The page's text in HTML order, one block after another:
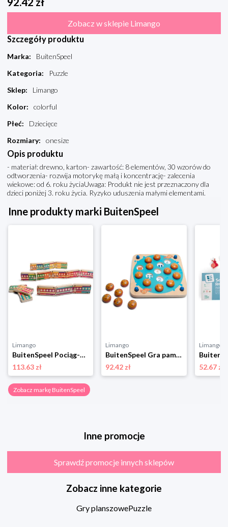
Zobacz w sklepie Limango
Szczegóły produktu
Marka:
BuitenSpeel
Kategoria:
Puzzle
Sklep:
Limango
Kolor:
colorful
Płeć:
Dziecięce
Rozmiary: onesize
Opis produktu
- materiał: drewno, karton- zawartość: 8 elementów, 30 wzorów do
odtworzenia- rozwija motorykę małą i koncentrację- zalecenia
wiekowe: od 6. roku życiaUwaga: Produkt nie jest przeznaczony dla
dzieci poniżej 3. roku życia. Ryzyko uduszenia małymi elementami.
Inne produkty marki BuitenSpeel
Limango
BuitenSpeel Pociąg-domino - 3+ rozmiar: onesize
113.63 zł
Limango
BuitenSpeel Gra pamięciowa "Fish" - 3+ rozmiar: onesize
92.42 zł
Limango
52.67 zł
Zobacz markę BuitenSpeel
Inne promocje
Sprawdź promocje innych sklepów
Zobacz inne kategorie
Gry planszowePuzzle